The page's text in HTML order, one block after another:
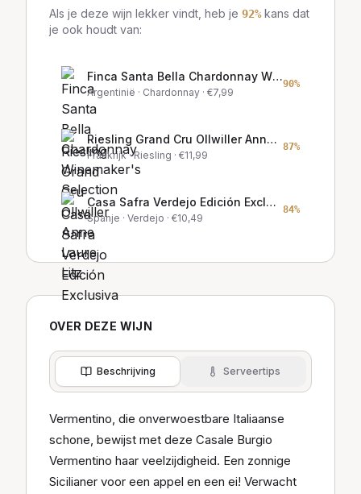
Als je deze wijn lekker vindt, heb je 92%kans dat
je ook houdt van:
Finca Santa Bella Chardonnay Winemaker's Selection
Argentinië · Chardonnay · €7,99
90%
Riesling Grand Cru Ollwiller Anne Laure Litz
Frankrijk· Riesling · €11,99
87%
Casa Safra Verdejo Edición Exclusiva
Spanje · Verdejo · €10,49
84%
OVER DEZE WIJN
Beschrijving Serveertips
Vermentino, die onverwoestbare Italiaanse
schone, bewijst met deze Casale Burgio
Vermentino haar veelzijdigheid. Een zonnige
Sicilianer voor een appel en een ei! Verwacht